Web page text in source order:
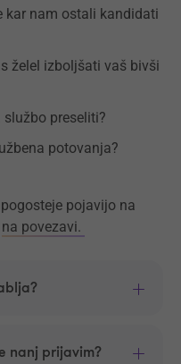
kar nam ostali kandidati
želel izboljšati vaš bivši
preseliti?
potovanja?
pojavijo na
na povezavi.
nanj prijavim?